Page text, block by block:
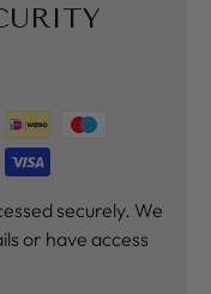
securely. We
or have access